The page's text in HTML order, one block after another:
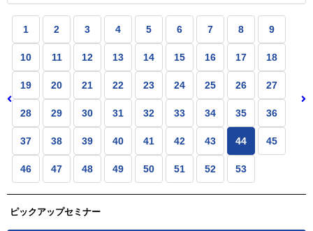
1 2 3 4 5 6 7 8 9
10 11 12 13 14 15 16 17 18
19 20 21 22 23 24 25 26 27
28 29 30 31 32 33 34 35 36
37 38 39 40 41 42 43 44 45
46 47 48 49 50 51 52 53
ピックアップセミナー